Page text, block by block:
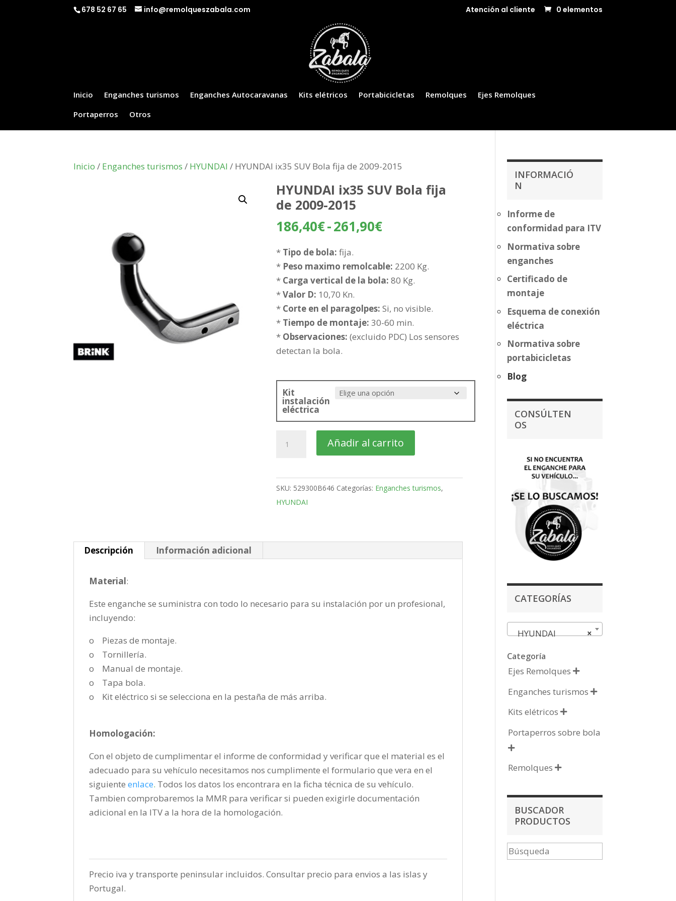
678 52 67 65 info@remolqueszabala.com Atención al cliente 0 elementos
Inicio Enganches turismos Enganches Autocaravanas Kits elétricos Portabicicletas Remolques
Ejes Remolques
Portaperros
Otros
Inicio / Enganches turismos / HYUNDAI / HYUNDAI ix35 SUV Bola fija de 2009-2015
HYUNDAI ix35 SUV Bola fija
de 2009-2015
186,40€-261,90€Rango
desde
186,40€
261,90€
* Tipo de bola: fija.
* Peso maximo remolcable: 2200 Kg.
* Carga vertical de la bola: 80 Kg.
*Valor D: 10,70 Kn.
* Corte en el paragolpes: Si, no visible.
* Tiempo de montaje: 30-60 min.
* Observaciones: (excluido PDC) Los sensores
detectan la bola.
Kit
instalación
eléctrica
ix35
Bola
fija
de
Añadir al carrito
SKU: 529300B646 Categorías: Enganches turismos,
HYUNDAI
Descripción Información adicional
Material:
Este enganche se suministra con todo lo necesario para su instalación por un profesional,
incluyendo:
o Piezas de montaje.
o Tornillería.
o Manual de montaje.
o Tapa bola.
o Kit eléctrico si se selecciona en la pestaña de más arriba.
Homologación:
Con el objeto de cumplimentar el informe de conformidad y verificar que el material es el
adecuado para su vehículo necesitamos nos cumplimente el formulario que vera en el
siguienteenlace. Todos los datos los encontrara en la ficha técnica de su vehículo.
Tambien comprobaremos la MMR para verificar si pueden exigirle documentación
adicional en la ITV a la hora de la homologación.
Precio iva y transporte peninsular incluidos. Consultar precio para envios a las islas y
Portugal.
INFORMACIÓ
N
Informe de
conformidad para ITV
Normativa sobre
enganches
Certificado de
montaje
Esquema de conexión
eléctrica
Normativa sobre
portabicicletas
Blog
CONSÚLTEN
OS
CATEGORÍAS
×
HYUNDAI
Categoría
Ejes Remolques 
Enganches turismos 
Kits elétricos 
Portaperros sobre bola

Remolques 
BUSCADOR
PRODUCTOS